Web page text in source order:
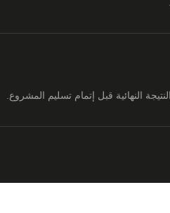
قبل إتمام تسليم المشروع.